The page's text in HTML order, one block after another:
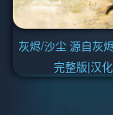
灰烬/沙尘 源自灰
完整版|汉